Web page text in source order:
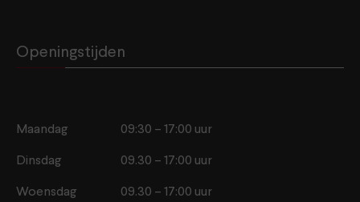
Openingstijden
Maandag 09:30 – 17:00 uur
Dinsdag 09.30 – 17:00 uur
Woensdag 09.30 – 17:00 uur